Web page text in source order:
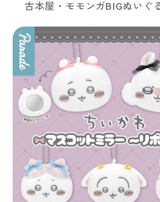
古本屋・モモンガBIGぬいぐ